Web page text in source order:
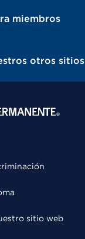
miembros
otros sitios
sitio web